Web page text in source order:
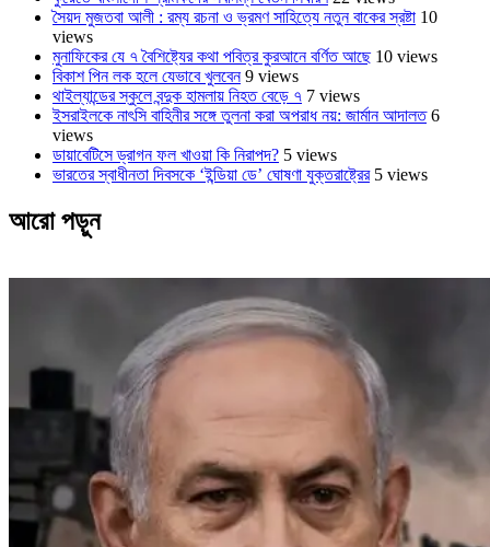
সৈয়দ মুজতবা আলী : রম্য রচনা ও ভ্রমণ সাহিত্যে নতুন বাকের স্রষ্টা 10
views
মুনাফিকের যে ৭ বৈশিষ্ট্যের কথা পবিত্র কুরআনে বর্ণিত আছে 10 views
বিকাশ পিন লক হলে যেভাবে খুলবেন 9 views
থাইল্যান্ডের স্কুলে বন্দুক হামলায় নিহত বেড়ে ৭ 7 views
ইসরাইলকে নাৎসি বাহিনীর সঙ্গে তুলনা করা অপরাধ নয়: জার্মান আদালত 6
views
ডায়াবেটিসে ড্রাগন ফল খাওয়া কি নিরাপদ? 5 views
ভারতের স্বাধীনতা দিবসকে ‘ইন্ডিয়া ডে’ ঘোষণা যুক্তরাষ্ট্রের 5 views
আরো পড়ুন